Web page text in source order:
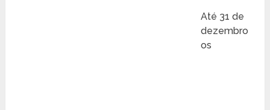
Até 31 de
dezembro
os